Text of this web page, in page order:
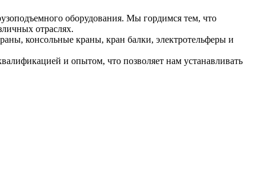
оборудования. Мы гордимся тем, что
отраслях.
консольные краны, кран балки, электротельферы и
и опытом, что позволяет нам устанавливать